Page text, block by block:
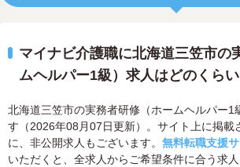
マイナビ介護職に北海道三笠市の
ムヘルパー1級）求人はどのくら
北海道三笠市の実務者研修（ホームヘルパー1
す（2026年08月07日更新）。サイト上に掲載
に、非公開求人もございます。 無料転職支援
いただくと、全求人からご希望条件に合う求